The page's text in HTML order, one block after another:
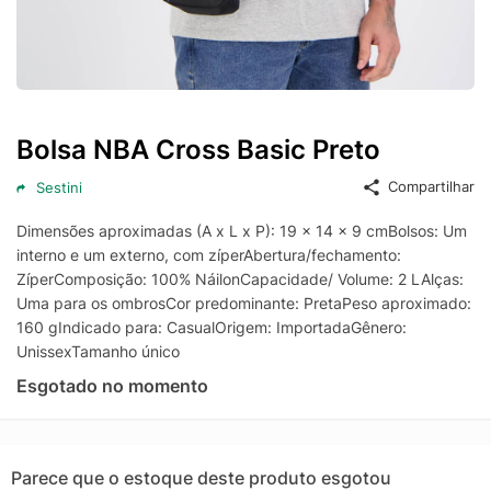
Bolsa NBA Cross Basic Preto
Sestini Compartilhar
Dimensões aproximadas (A x L x P): 19 x 14 x 9 cmBolsos: Um
interno e um externo, com zíperAbertura/fechamento:
ZíperComposição: 100% NáilonCapacidade/ Volume: 2 LAlças:
Uma para os ombrosCor predominante: PretaPeso aproximado:
160 gIndicado para: CasualOrigem: ImportadaGênero:
UnissexTamanho único
Esgotado no momento
Parece que o estoque deste produto esgotou